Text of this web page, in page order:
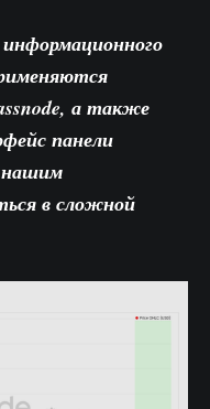
а также
панели
нашим
в сложной